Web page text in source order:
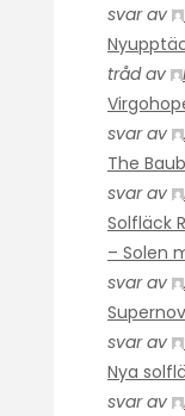
svar av
tråd av
svar av
The
svar av
Solfläck
– Solen
svar av
svar av
Nya
svar av